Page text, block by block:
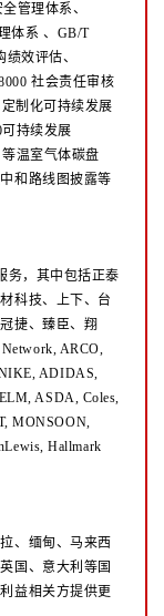
管理体系、
体系 、GB/T
效评估、
社会责任审核
制化可持续发展
持续发展
温室气体碳盘
和路线图披露等
务，其中包括正泰
科技、上下、台
捷、臻臣、翔
ARCO,
ADIDAS,
ASDA, Coles,
MONSOON,
Hallmark
、缅甸、马来西
国、意大利等国
益相关方提供更